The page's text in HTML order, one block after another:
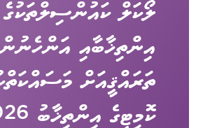
ލޯކަލް ކައުންސިލްތަކުގެ
އިންތިޚާބާއި
ތަރައްޤީއަށް